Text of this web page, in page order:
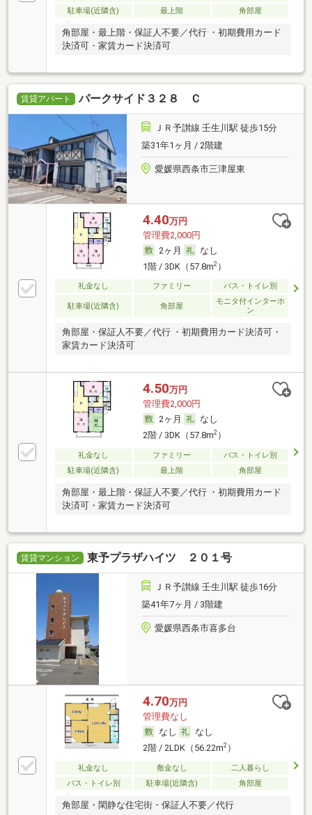
駐車場(近隣含)
最上階 角部屋
角部屋・最上階・保証人不要／代行 ・初期費用カード
決済可・家賃カード決済可
賃貸アパート パークサイド３２８ Ｃ
ＪＲ予讃線 壬生川駅 徒歩15分
築31年1ヶ月 / 2階建
愛媛県西条市三津屋東
4.40万円
管理費2,000円
2ヶ月
なし
1階 / 3DK（57.8m2）
礼金なし ファミリー バス・トイレ別
駐車場(近隣含) 角部屋
モニタ付インターホ
ン
角部屋・保証人不要／代行 ・初期費用カード決済可・
家賃カード決済可
4.50万円
管理費2,000円
2ヶ月
なし
2階 / 3DK（57.8m2）
礼金なし ファミリー
バス・トイレ別
駐車場(近隣含)
最上階 角部屋
角部屋・最上階・保証人不要／代行 ・初期費用カード
決済可・家賃カード決済可
賃貸マンション 東予プラザハイツ ２０１号
ＪＲ予讃線 壬生川駅 徒歩16分
築41年7ヶ月 / 3階建
愛媛県西条市喜多台
4.70万円
管理費なし
なし
なし
2階 / 2LDK（56.22m2）
礼金なし 敷金なし
二人暮らし
バス・トイレ別
駐車場(近隣含) 角部屋
角部屋・閑静な住宅街・保証人不要／代行